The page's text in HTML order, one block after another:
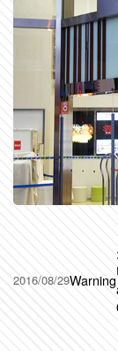
2016/08/29Warning
: